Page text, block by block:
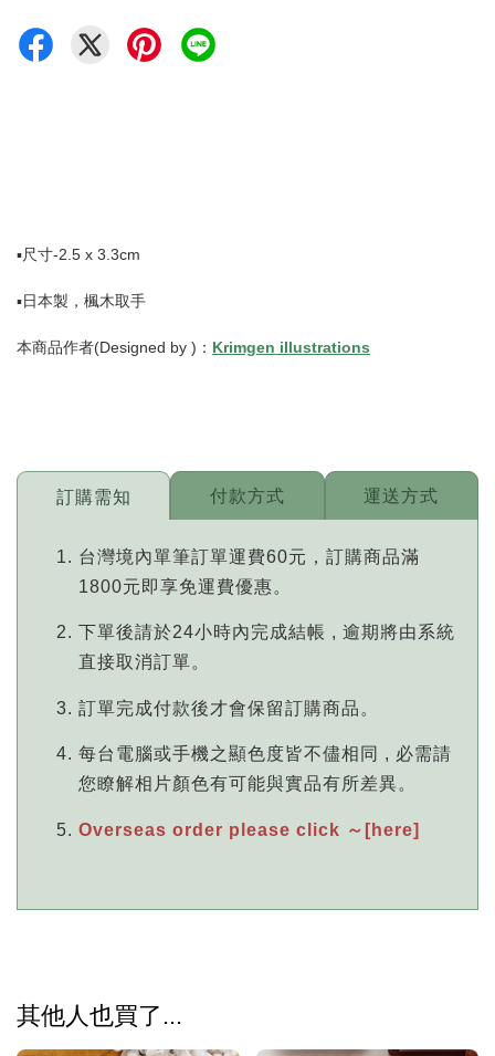
▪️尺寸-2.5 x 3.3cm
▪️日本製，楓木取手
本商品作者(Designed by )： Krimgen illustrations
訂購需知
台灣境內單筆訂單運費60元，訂購商品滿
1800元即享免運費優惠。
下單後請於24小時內完成結帳 , 逾期將由系統
直接取消訂單。
訂單完成付款後才會保留訂購商品。
每台電腦或手機之顯色度皆不儘相同 , 必需請
您瞭解相片顏色有可能與實品有所差異。
Overseas order please click ～[here]
付款方式 運送方式
其他人也買了...